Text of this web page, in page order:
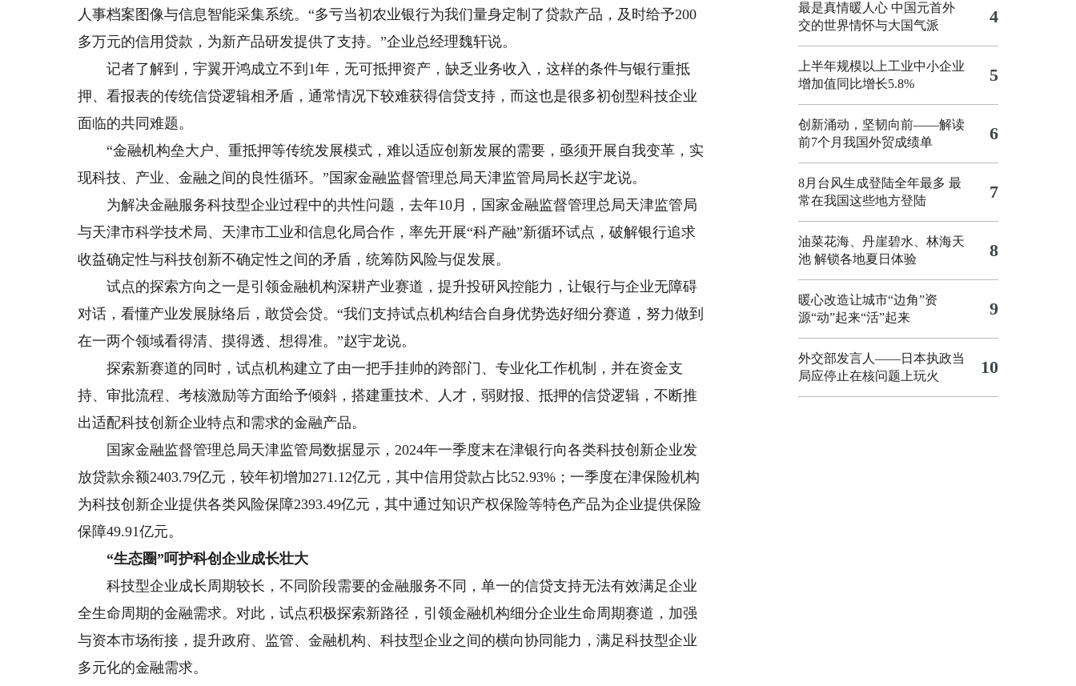
人事档案图像与信息智能采集系统。“多亏当初农业银行为我们量身定制了贷款产品，及时给予200
多万元的信用贷款，为新产品研发提供了支持。”企业总经理魏轩说。
记者了解到，宇翼开鸿成立不到1年，无可抵押资产，缺乏业务收入，这样的条件与银行重抵
押、看报表的传统信贷逻辑相矛盾，通常情况下较难获得信贷支持，而这也是很多初创型科技企业
面临的共同难题。
“金融机构垒大户、重抵押等传统发展模式，难以适应创新发展的需要，亟须开展自我变革，实
现科技、产业、金融之间的良性循环。”国家金融监督管理总局天津监管局局长赵宇龙说。
为解决金融服务科技型企业过程中的共性问题，去年10月，国家金融监督管理总局天津监管局
与天津市科学技术局、天津市工业和信息化局合作，率先开展“科产融”新循环试点，破解银行追求
收益确定性与科技创新不确定性之间的矛盾，统筹防风险与促发展。
试点的探索方向之一是引领金融机构深耕产业赛道，提升投研风控能力，让银行与企业无障碍
对话，看懂产业发展脉络后，敢贷会贷。“我们支持试点机构结合自身优势选好细分赛道，努力做到
在一两个领域看得清、摸得透、想得准。”赵宇龙说。
探索新赛道的同时，试点机构建立了由一把手挂帅的跨部门、专业化工作机制，并在资金支
持、审批流程、考核激励等方面给予倾斜，搭建重技术、人才，弱财报、抵押的信贷逻辑，不断推
出适配科技创新企业特点和需求的金融产品。
国家金融监督管理总局天津监管局数据显示，2024年一季度末在津银行向各类科技创新企业发
放贷款余额2403.79亿元，较年初增加271.12亿元，其中信用贷款占比52.93%；一季度在津保险机构
为科技创新企业提供各类风险保障2393.49亿元，其中通过知识产权保险等特色产品为企业提供保险
保障49.91亿元。
“生态圈”呵护科创企业成长壮大
科技型企业成长周期较长，不同阶段需要的金融服务不同，单一的信贷支持无法有效满足企业
全生命周期的金融需求。对此，试点积极探索新路径，引领金融机构细分企业生命周期赛道，加强
与资本市场衔接，提升政府、监管、金融机构、科技型企业之间的横向协同能力，满足科技型企业
多元化的金融需求。
最是真情暖人心 中国元首外
交的世界情怀与大国气派
4
上半年规模以上工业中小企业
增加值同比增长5.8%
5
创新涌动，坚韧向前——解读
前7个月我国外贸成绩单
6
8月台风生成登陆全年最多 最
常在我国这些地方登陆
7
油菜花海、丹崖碧水、林海天
池 解锁各地夏日体验
8
暖心改造让城市“边角”资
源“动”起来“活”起来
9
外交部发言人——日本执政当
局应停止在核问题上玩火
10